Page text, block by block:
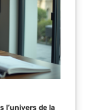
l’univers de la